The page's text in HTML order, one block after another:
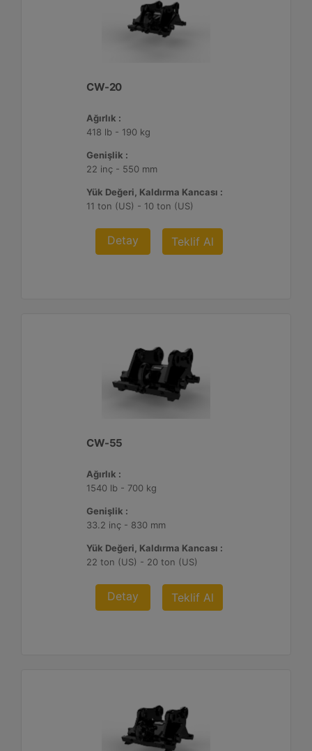
CW-20
Ağırlık :
418 lb - 190 kg
Genişlik :
22 inç - 550 mm
Yük Değeri, Kaldırma Kancası :
11 ton (US) - 10 ton (US)
Detay Teklif Al
CW-55
Ağırlık :
1540 lb - 700 kg
Genişlik :
33.2 inç - 830 mm
Yük Değeri, Kaldırma Kancası :
22 ton (US) - 20 ton (US)
Detay Teklif Al